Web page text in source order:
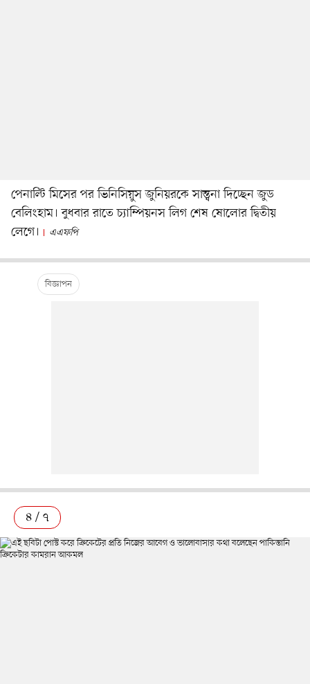
পেনাল্টি মিসের পর ভিনিসিয়ুস জুনিয়রকে সান্ত্বনা দিচ্ছেন জুড
বেলিংহাম। বুধবার রাতে চ্যাম্পিয়নস লিগ শেষ ষোলোর দ্বিতীয়
লেগে।
এএফপি
৪ / ৭